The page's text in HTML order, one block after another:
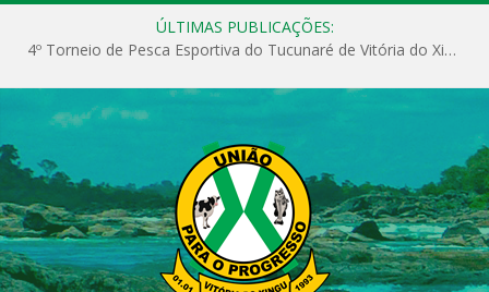
ÚLTIMAS PUBLICAÇÕES:
4º Torneio de Pesca Esportiva do Tucunaré de Vitória do Xingu